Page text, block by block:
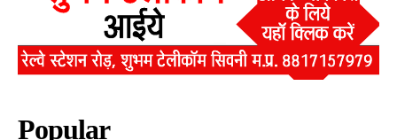
Popular